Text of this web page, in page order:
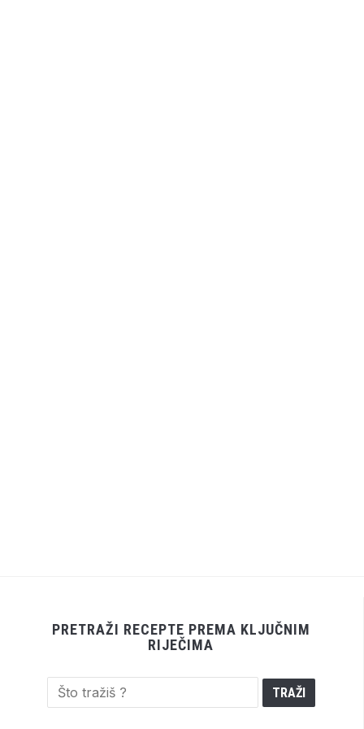
PRETRAŽI RECEPTE PREMA KLJUČNIM
RIJEČIMA